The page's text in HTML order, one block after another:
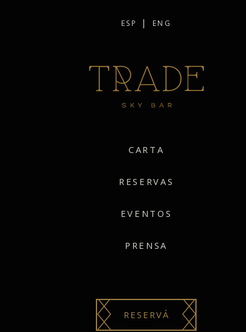
ESP | ENG
CARTA
RESERVAS
EVENTOS
PRENSA
RESERVÁ